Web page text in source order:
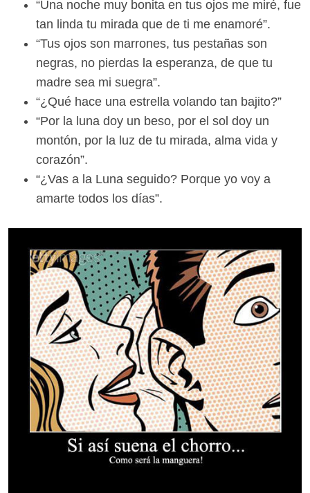
“Una noche muy bonita en tus ojos me miré, fue
tan linda tu mirada que de ti me enamoré”.
“Tus ojos son marrones, tus pestañas son
negras, no pierdas la esperanza, de que tu
madre sea mi suegra”.
“¿Qué hace una estrella volando tan bajito?”
“Por la luna doy un beso, por el sol doy un
montón, por la luz de tu mirada, alma vida y
corazón”.
“¿Vas a la Luna seguido? Porque yo voy a
amarte todos los días”.